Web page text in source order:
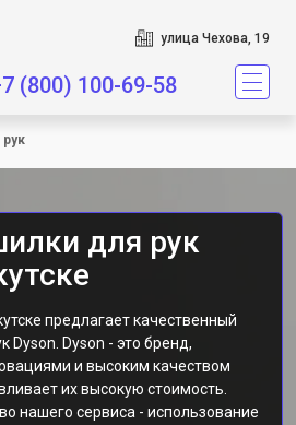
улица Чехова, 19
(800) 100-69-58
для рук
предлагает качественный
Dyson. Dyson - это бренд,
и высоким качеством
их высокую стоимость.
нашего сервиса - использование